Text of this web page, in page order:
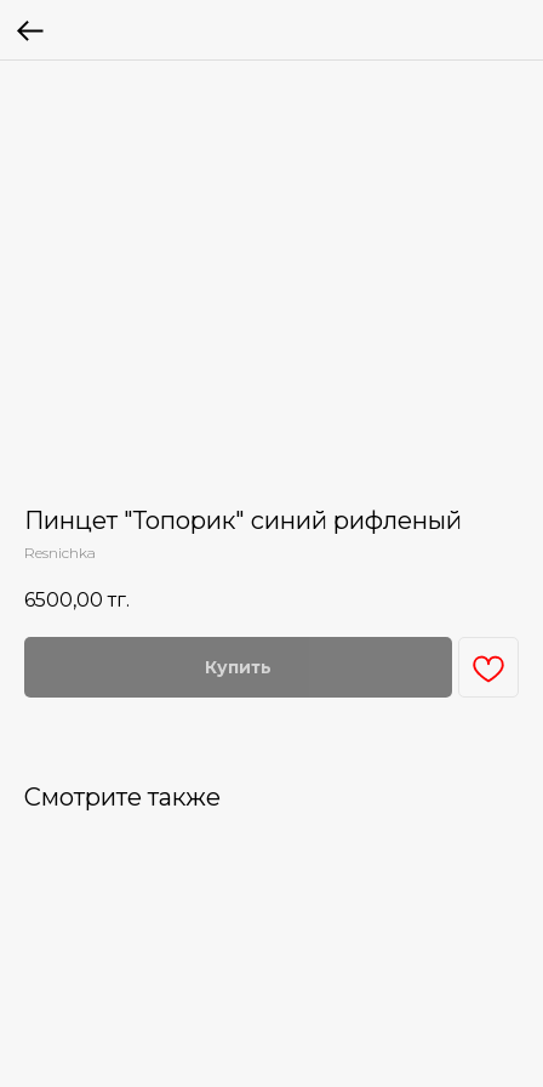
Пинцет "Топорик" синий рифленый
Resnichka
6500,00 тг.
Купить
Смотрите также